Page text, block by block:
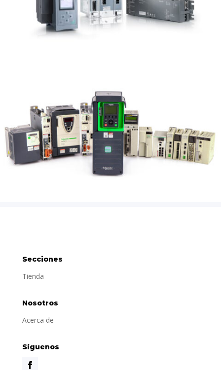
Secciones
Tienda
Nosotros
Acerca de
Síguenos